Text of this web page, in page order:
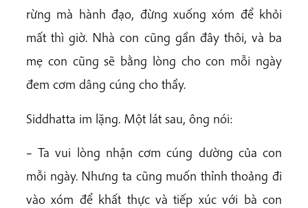
rừng mà hành đạo, đừng xuống xóm để khỏi
mất thì giờ. Nhà con cũng gần đây thôi, và ba
mẹ con cũng sẽ bằng lòng cho con mỗi ngày
đem cơm dâng cúng cho thầy.
Siddhatta im lặng. Một lát sau, ông nói:
– Ta vui lòng nhận cơm cúng dường của con
mỗi ngày. Nhưng ta cũng muốn thỉnh thoảng đi
vào xóm để khất thực và tiếp xúc với bà con